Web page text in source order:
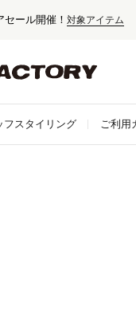
ール開催！ 対象アイテム
く
フスタイリング ご利用